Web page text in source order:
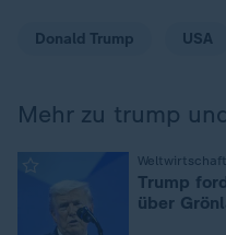
Donald Trump USA
Mehr zu trump
Trump
über